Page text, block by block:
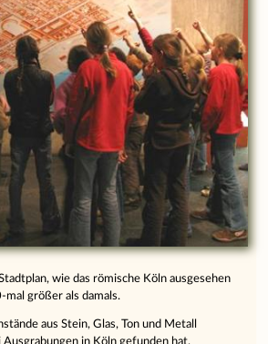
wie das römische Köln ausgesehen
größer als damals.
aus Stein, Glas, Ton und Metall
Ausgrabungen in Köln gefunden hat.